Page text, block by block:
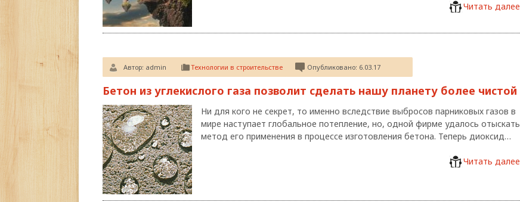
Читать далее
Автор: admin Технологии в строительстве Опубликовано: 6.03.17
Бетон из углекислого газа позволит сделать нашу планету более чистой
Ни для кого не секрет, то именно вследствие выбросов парниковых газов в
мире наступает глобальное потепление, но, одной фирме удалось отыскать
метод его применения в процессе изготовления бетона. Теперь диоксид…
Читать далее